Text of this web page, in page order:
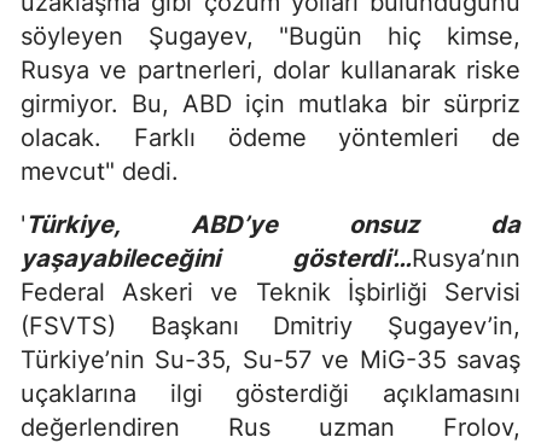
söyleyen Şugayev, "Bugün hiç kimse,
Rusya ve partnerleri, dolar kullanarak riske
girmiyor. Bu, ABD için mutlaka bir sürpriz
olacak. Farklı ödeme yöntemleri de
mevcut" dedi.
'Türkiye, ABD’ye onsuz da
yaşayabileceğini gösterdi'…Rusya’nın
Federal Askeri ve Teknik İşbirliği Servisi
(FSVTS) Başkanı Dmitriy Şugayev’in,
Türkiye’nin Su-35, Su-57 ve MiG-35 savaş
uçaklarına ilgi gösterdiği açıklamasını
değerlendiren Rus uzman Frolov,